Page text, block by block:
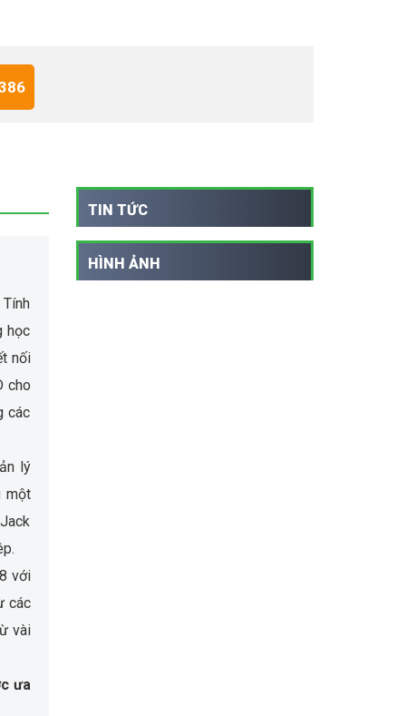
học
nối
cho
các
lý
một
với
các
vài
ưa
TIN TỨC
HÌNH ẢNH